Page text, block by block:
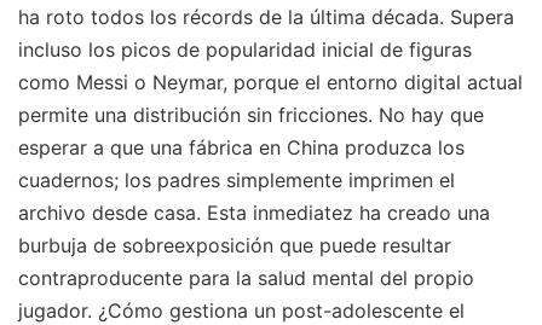
ha roto todos los récords de la última década. Supera
incluso los picos de popularidad inicial de figuras
como Messi o Neymar, porque el entorno digital actual
permite una distribución sin fricciones. No hay que
esperar a que una fábrica en China produzca los
cuadernos; los padres simplemente imprimen el
archivo desde casa. Esta inmediatez ha creado una
burbuja de sobreexposición que puede resultar
contraproducente para la salud mental del propio
jugador. ¿Cómo gestiona un post-adolescente el